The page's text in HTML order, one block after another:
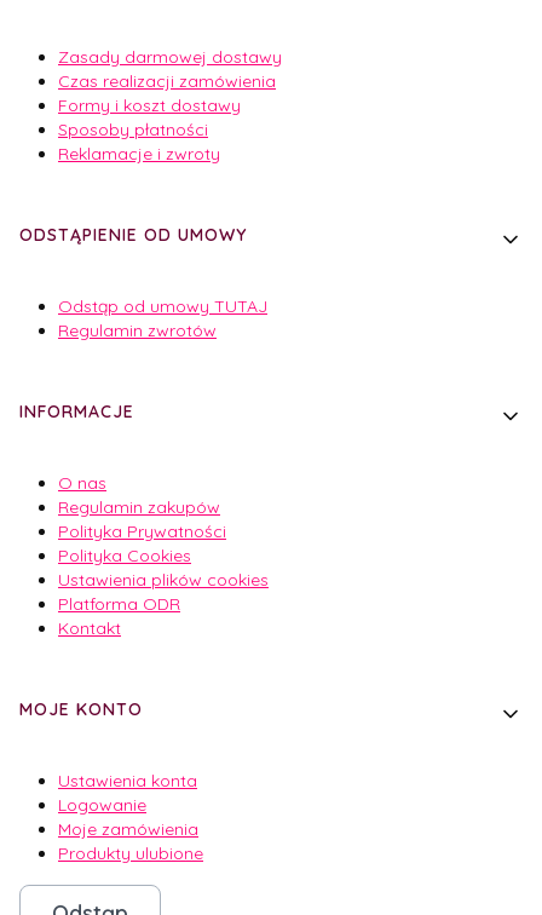
Zasady darmowej dostawy
Czas realizacji zamówienia
Formy i koszt dostawy
Sposoby płatności
Reklamacje i zwroty
ODSTĄPIENIE OD UMOWY
Odstąp od umowy TUTAJ
Regulamin zwrotów
INFORMACJE
O nas
Regulamin zakupów
Polityka Prywatności
Polityka Cookies
Ustawienia plików cookies
Platforma ODR
Kontakt
MOJE KONTO
Ustawienia konta
Logowanie
Moje zamówienia
Produkty ulubione